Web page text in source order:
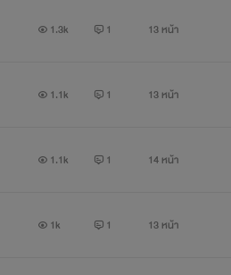
1.3k 1 13 หน้า
1.1k 1 13 หน้า
1.1k 1 14 หน้า
1k 1 13 หน้า